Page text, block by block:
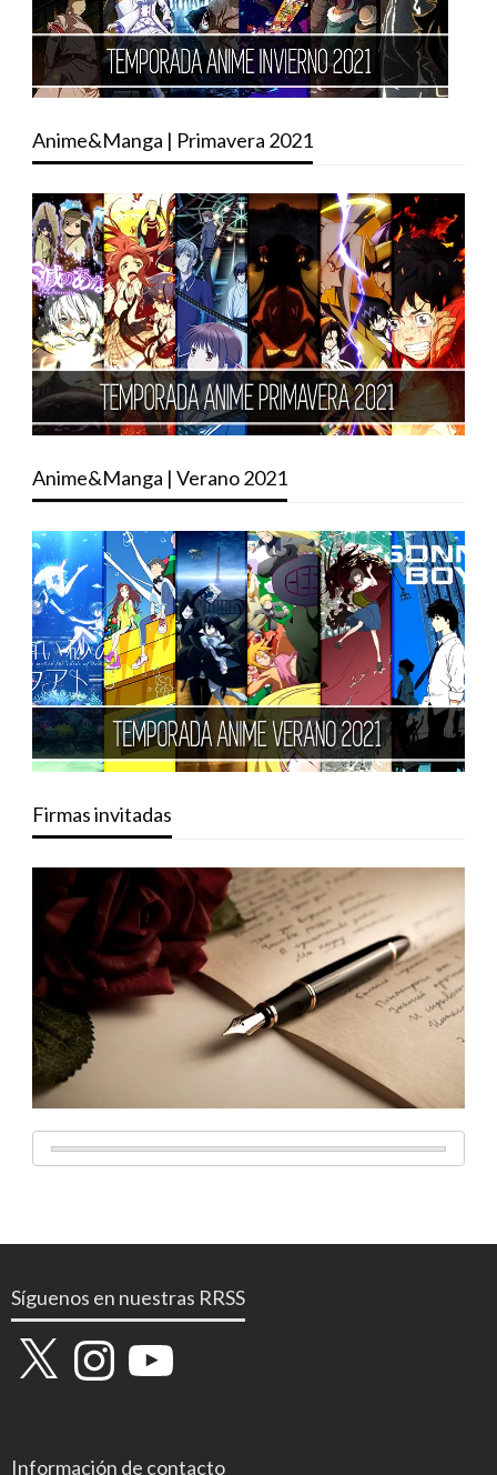
Anime&Manga | Primavera 2021
Anime&Manga | Verano 2021
Firmas invitadas
Síguenos en nuestras RRSS
X InstagramYouTube
Información de contacto